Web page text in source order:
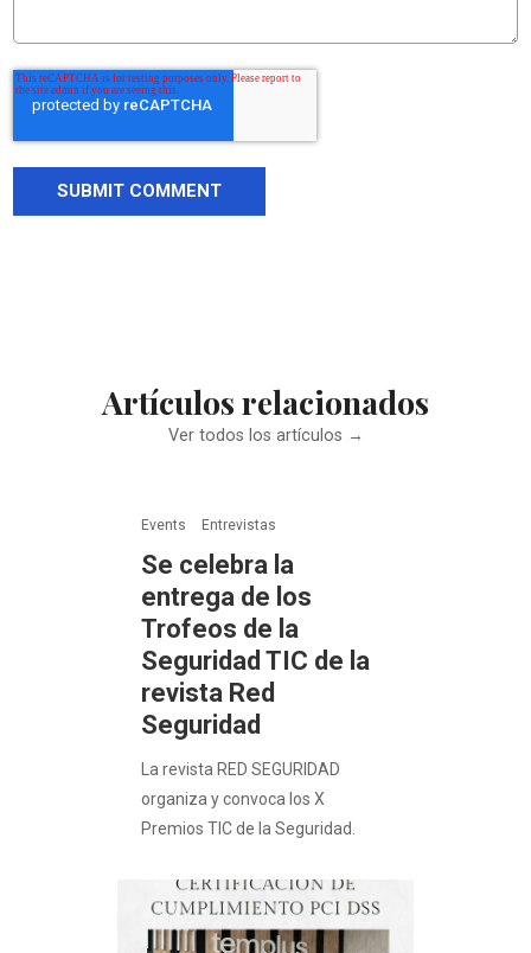
Artículos relacionados
Ver todos los artículos →
Events Entrevistas
Se celebra la
entrega de los
Trofeos de la
Seguridad TIC de la
revista Red
Seguridad
La revista RED SEGURIDAD
organiza y convoca los X
Premios TIC de la Seguridad.